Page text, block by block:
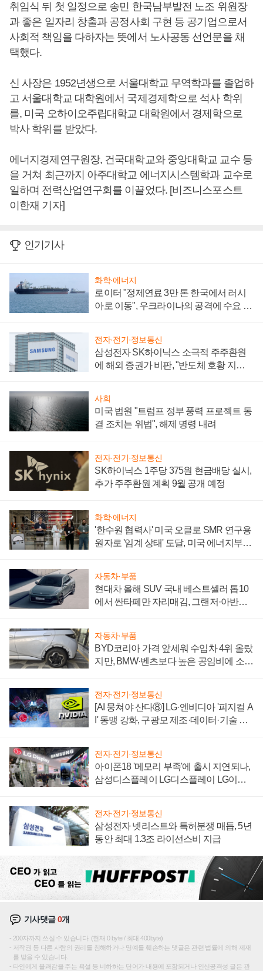
취임식 뒤 첫 일정으로 송민 한국남부발전 노조 위원장
과 좋은 일자리 창출과 공정사회 구현 등 공기업으로서
사회적 책임을 다하자는 뜻에서 노사공동 선언문을 채
택했다.
신 사장은 1952년생으로 서울대학교 무역학과를 졸업하
고 서울대학교 대학원에서 국제경제학으로 석사 학위
를, 미국 오하이오주립대학교 대학원에서 경제학으로
박사 학위를 받았다.
에너지경제연구원장, 건국대학교와 중앙대학교 교수 등
을 거쳐 최근까지 아주대학교 에너지시스템학과 교수로
일하며 전력산업연구회를 이끌었다. [비즈니스포스트
이한재 기자]
인기기사
화학·에너지
로이터 "정제연료 3만 톤 한국에서 러시
아로 이동", 우크라이나의 공격에 수요 늘
전자·전기·정보통신
삼성전자 SK하이닉스 소극적 주주환원
에 해외 증권가 비판, "반도체 호황 지속
사회
미국 법원 "트럼프 정부 풍력 프로젝트 동
결 조치는 위법", 해제 명령 내려
전자·전기·정보통신
SK하이닉스 1주당 375원 현금배당 실시,
추가 주주환원 계획 9월 공개 예정
화학·에너지
'한수원 협력사' 미국 오클로 SMR 연구용
원자로 '임계 상태' 도달, 미국 에너지부
자동차·부품
현대차 올해 SUV 국내 베스트셀러 톱10
에서 싼타페만 자리매김, 그랜저·아반떼
자동차·부품
BYD코리아 가격 앞세워 수입차 4위 올랐
지만, BMW·벤츠보다 높은 공임비에 소비
전자·전기·정보통신
[AI 뭉쳐야 산다⑧] LG·엔비디아 '피지컬 A
I' 동맹 강화, 구광모 제조·데이터·기술 결
전자·전기·정보통신
아이폰18 '메모리 부족'에 출시 지연되나,
삼성디스플레이 LG디스플레이 LG이노
전자·전기·정보통신
삼성전자 넷리스트와 특허분쟁 매듭, 5년
동안 최대 1.3조 라이선스비 지급
기사댓글0개
200자까지 쓰실 수 있습니다. (현재 0 byte / 최대 400byte)
저작권 등 다른 사람의 권리를 침해하거나 명예를 훼손하는 댓글은 관련 법률에 의해 제재
를 받을 수 있습니다.
타인에게 불쾌감을 주는 욕설 등 비하하는 단어가 내용에 포함되거나 인신공격성 글은 관